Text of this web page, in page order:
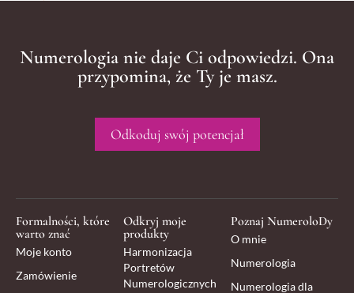
Numerologia nie daje Ci odpowiedzi. Ona
przypomina, że Ty je masz.
Odkoduj swój potencjał
Formalności, które
warto znać
Moje konto
Zamówienie
Odkryj moje
produkty
Harmonizacja
Portretów
Numerologicznych
Poznaj NumeroloDy
O mnie
Numerologia
Numerologia dla